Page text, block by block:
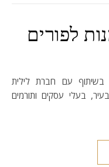
לפורים
בעלי עסקים ותורמים